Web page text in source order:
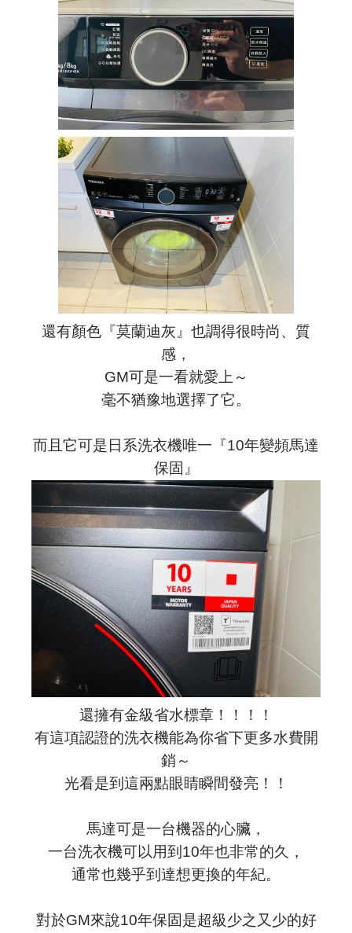
還有顏色『莫蘭迪灰』也調得很時尚、質
感，
GM可是一看就愛上～
毫不猶豫地選擇了它。
而且它可是日系洗衣機唯一『10年變頻馬達
保固』
還擁有金級省水標章！！！！
有這項認證的洗衣機能為你省下更多水費開
銷～
光看是到這兩點眼睛瞬間發亮！！
馬達可是一台機器的心臟，
一台洗衣機可以用到10年也非常的久，
通常也幾乎到達想更換的年紀。
對於GM來說10年保固是超級少之又少的好